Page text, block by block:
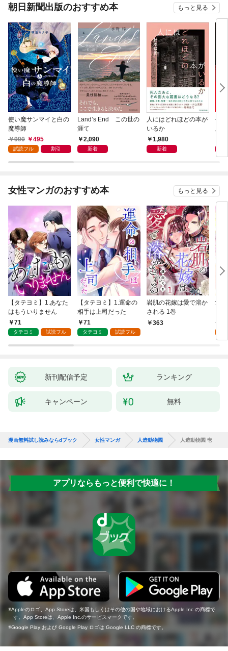
朝日新聞出版のおすすめ本 もっと見る
使い魔サンマイと白の
魔導師
990
495
試読フル 割引
Land’s End この世の
涯て
2,090
新着
人にはどれほどの本が
いるか
1,980
新着
平
版
女性マンガのおすすめ本 もっと見る
【タテヨミ】1.あなた
はもういりません
71
タテヨミ 試読フル
【タテヨミ】1.運命の
相手は上司だった
71
タテヨミ 試読フル
岩肌の花嫁は愛で溶か
される 1巻
363
愛
新刊配信予定 ランキング
キャンペーン 無料
漫画無料試し読みならdブック 女性マンガ 人造動物園 人造動物園 壱
アプリならもっと便利で快適に！
Appleのロゴ、App Storeは、米国もしくはその他の国や地域におけるApple Inc.の商標で
す。App Storeは、Apple Inc.のサービスマークです。
Google Play および Google Play ロゴは Google LLC の商標です。